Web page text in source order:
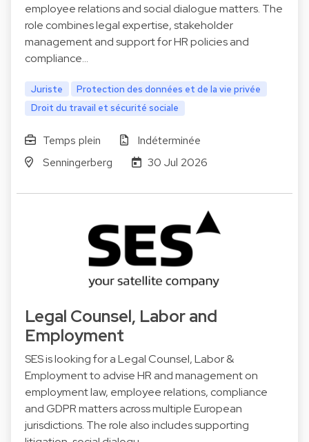
employee relations and social dialogue matters. The
role combines legal expertise, stakeholder
management and support for HR policies and
compliance…
Juriste
Protection des données et de la vie privée
Droit du travail et sécurité sociale
Temps plein
Indéterminée
Senningerberg
30 Jul 2026
Legal Counsel, Labor and
Employment
SES is looking for a Legal Counsel, Labor &
Employment to advise HR and management on
employment law, employee relations, compliance
and GDPR matters across multiple European
jurisdictions. The role also includes supporting